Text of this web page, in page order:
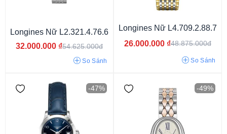
Dưới 29 mm 29 - 33 mm 37 - 40 mm
Longines Nữ L2.321.4.76.6
32.000.000 ₫54.625.000đ
So Sánh
Longines Nữ L4.709.2.88.7
26.000.000 ₫48.875.000đ
So Sánh
-47% -49%